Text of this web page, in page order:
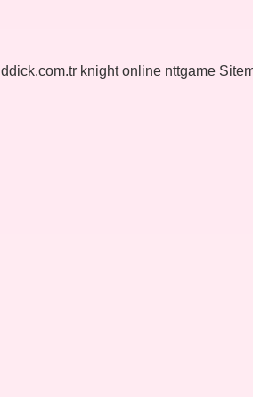
knight online nttgame